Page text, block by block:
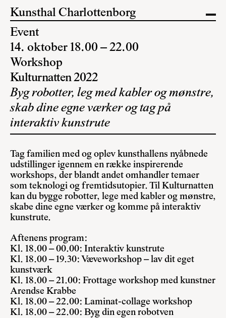
Kunsthal Charlottenborg
Event
14. oktober 18.00 – 22.00
Workshop
Kulturnatten 2022
Byg robotter, leg med kabler og mønstre,
skab dine egne værker og tag på
interaktiv kunstrute
Tag familien med og oplev kunsthallens nyåbnede
udstillinger igennem en række inspirerende
workshops, der blandt andet omhandler temaer
som teknologi og fremtidsutopier. Til Kulturnatten
kan du bygge robotter, lege med kabler og mønstre,
skabe dine egne værker og komme på interaktiv
kunstrute.
Aftenens program:
Kl. 18.00 – 00.00: Interaktiv kunstrute
Kl. 18.00 – 19.30: Væveworkshop – lav dit eget
kunstværk
Kl. 18.00 – 21.00: Frottage workshop med kunstner
Arendse Krabbe
Kl. 18.00 – 22.00: Laminat-collage workshop
Kl. 18.00 – 22.00: Byg din egen robotven